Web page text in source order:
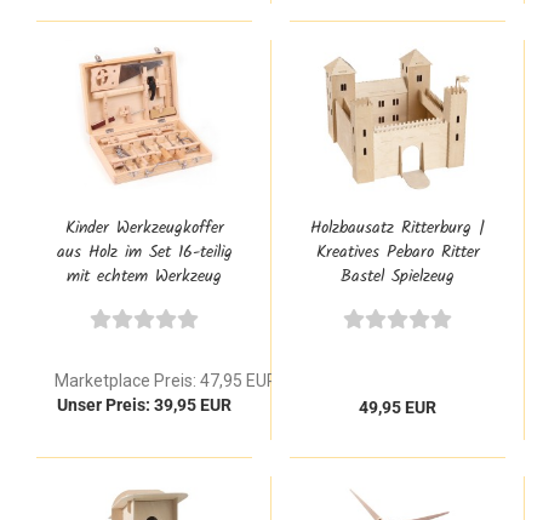
Kinder Werkzeugkoffer
aus Holz im Set 16-teilig
mit echtem Werkzeug
Marketplace Preis: 47,95 EUR
Unser Preis: 39,95 EUR
Holzbausatz Ritterburg |
Kreatives Pebaro Ritter
Bastel Spielzeug
49,95 EUR